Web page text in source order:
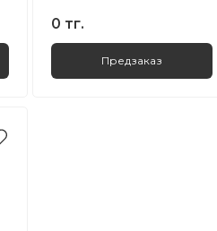
0 тг.
Предзаказ